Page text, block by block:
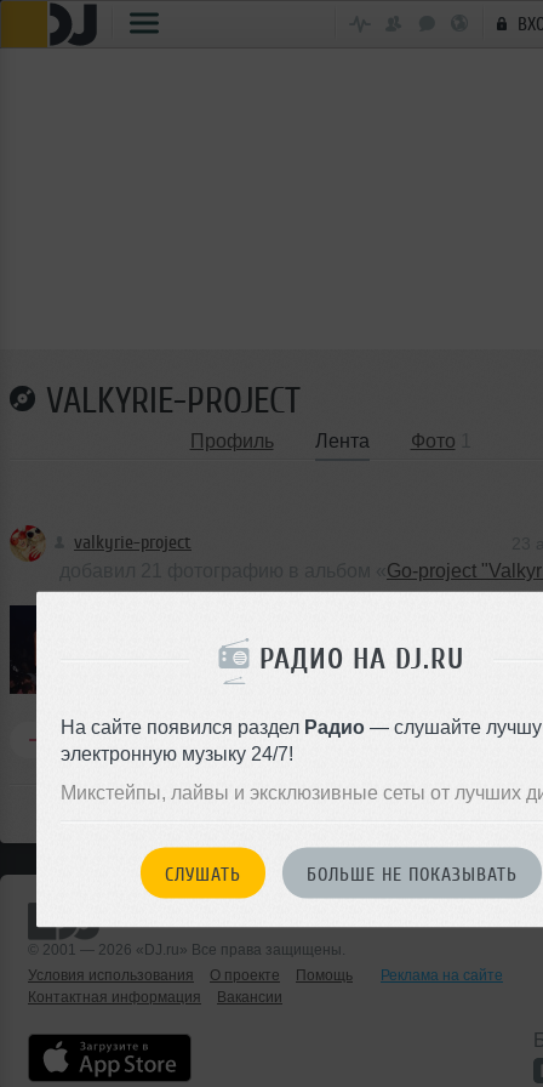
РАДИО НА DJ.RU
На сайте появился раздел Радио— слушайте
электронную музыку 24/7!
Микстейпы, лайвы и эксклюзивные сеты от лучших
СЛУШАТЬ БОЛЬШЕ НЕ ПОКАЗЫВАТЬ
VALKYRIE-PROJECT
Профиль Лента Фото
valkyrie-project
Go-project
0 Комментировать Перепостить
© 2001 — 2026 «DJ.ru» Все права защищены.
Условия использования
О проекте Помощь
Реклама на сайте
Контактная информация
Вакансии